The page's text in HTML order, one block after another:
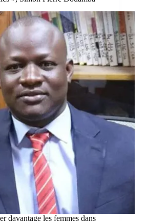
davantage les femmes dans